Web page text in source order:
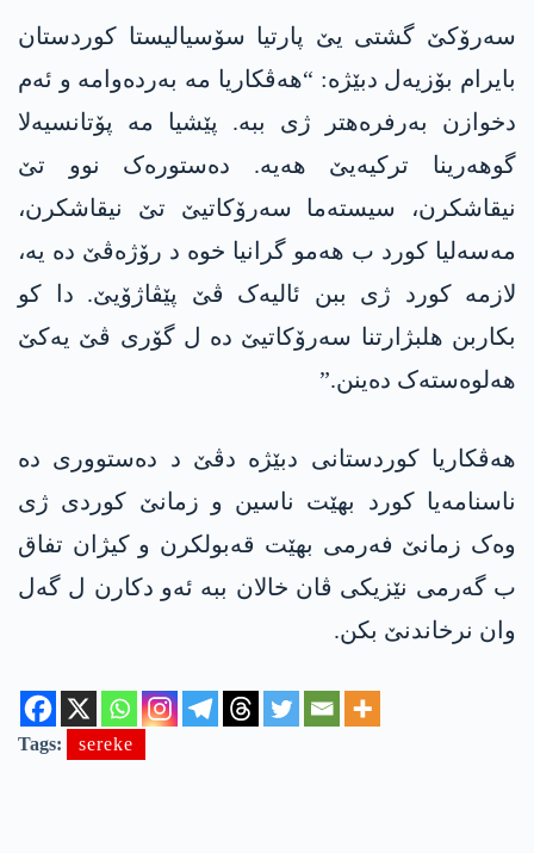
سەرۆکێ گشتی یێ پارتیا سۆسیالیستا کوردستان
بایرام بۆزیەل دبێژە: “ھەڤکاریا مە بەردەوامە و ئەم
دخوازن بەرفرەھتر ژی ببە. پێشیا مە پۆتانسیەلا
گوھەرینا ترکیەیێ ھەیە. دەستورەک نوو تێ
نیقاشکرن، سیستەما سەرۆکاتیێ تێ نیقاشکرن،
مەسەلیا کورد ب ھەمو گرانیا خوە د رۆژەڤێ دە یە،
لازمە کورد ژی ببن ئالیەک ڤێ پێڤاژۆیێ. دا کو
بکاربن ھلبژارتنا سەرۆکاتیێ دە ل گۆری ڤێ یەکێ
ھەلوەستەک دەینن.”
ھەڤکاریا کوردستانی دبێژە دڤێ د دەستووری دە
ناسنامەیا کورد بهێت ناسین و زمانێ کوردی ژی
وەک زمانێ فەرمی بهێت قەبولکرن و کیژان تفاق
ب گەرمی نێزیکی ڤان خالان ببە ئەو دکارن ل گەل
وان نرخاندنێ بکن.
Tags: sereke